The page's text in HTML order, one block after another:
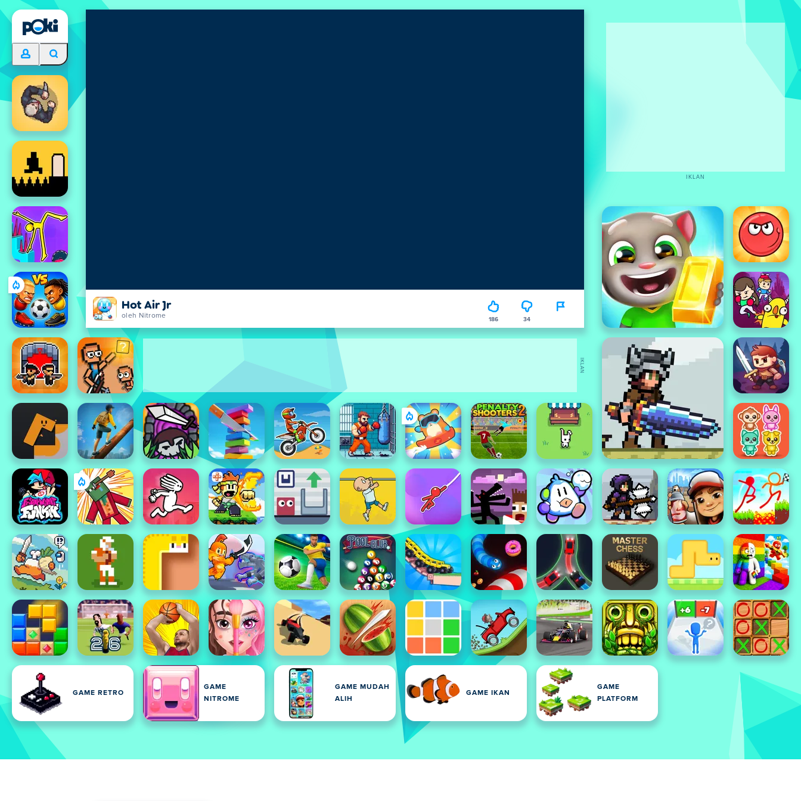
Hot Air Jr
oleh Nitrome 186 34
GAME RETRO
GAME
NITROME
GAME MUDAH
ALIH
GAME IKAN
GAME
PLATFORM
IKLAN
IKLAN